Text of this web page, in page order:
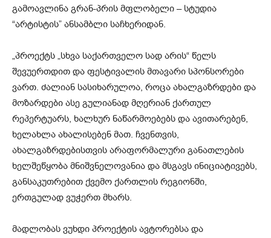
გამოავლინა გრან-პრის მფლობელი – სტუდია
“არტისტის” ანსამბლი საჩხერიდან.
„პროექტს „სხვა საქართველო სად არის“ წელს
შევუერთდით და ფესტივალის მთავარი სპონსორები
ვართ. ძალიან სასიხარულოა, როცა ახალგაზრდები და
მოზარდები ასე გულიანად მღერიან ქართულ
რეპერტუარს, ხალხურ ნაწარმოებებს და ავითარებენ,
ხელახლა ახალისებენ მათ. ჩვენთვის,
ახალგაზრდებისთვის არაფორმალური განათლების
ხელშეწყობა მნიშვნელოვანია და მსგავს ინიციატივებს,
განსაკუთრებით ქვემო ქართლის რეგიონში,
ერთგულად ვუჭერთ მხარს.
მადლობას ვუხდი პროექტის ავტორებსა და